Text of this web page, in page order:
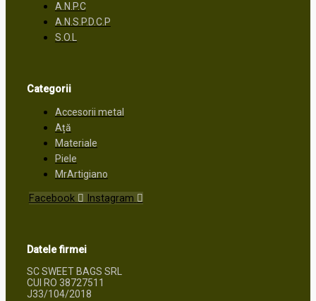
A.N.P.C
A.N.S.P.D.C.P
S.O.L
Categorii
Accesorii metal
Ață
Materiale
Piele
MrArtigiano
Facebook Instagram
Datele firmei
SC SWEET BAGS SRL
CUI RO 38727511
J33/104/2018